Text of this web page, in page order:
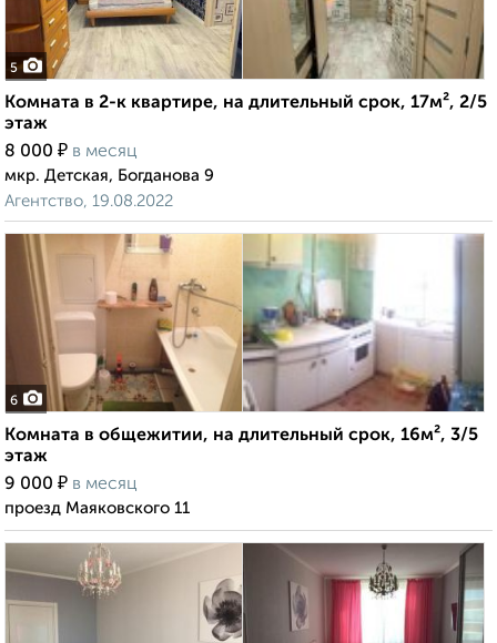
5
Комната в 2-к квартире, на длительный срок, 17м², 2/5
этаж
8 000 ₽ в месяц
мкр. Детская, Богданова 9
Агентство, 19.08.2022
6
Комната в общежитии, на длительный срок, 16м², 3/5
этаж
9 000 ₽ в месяц
проезд Маяковского 11